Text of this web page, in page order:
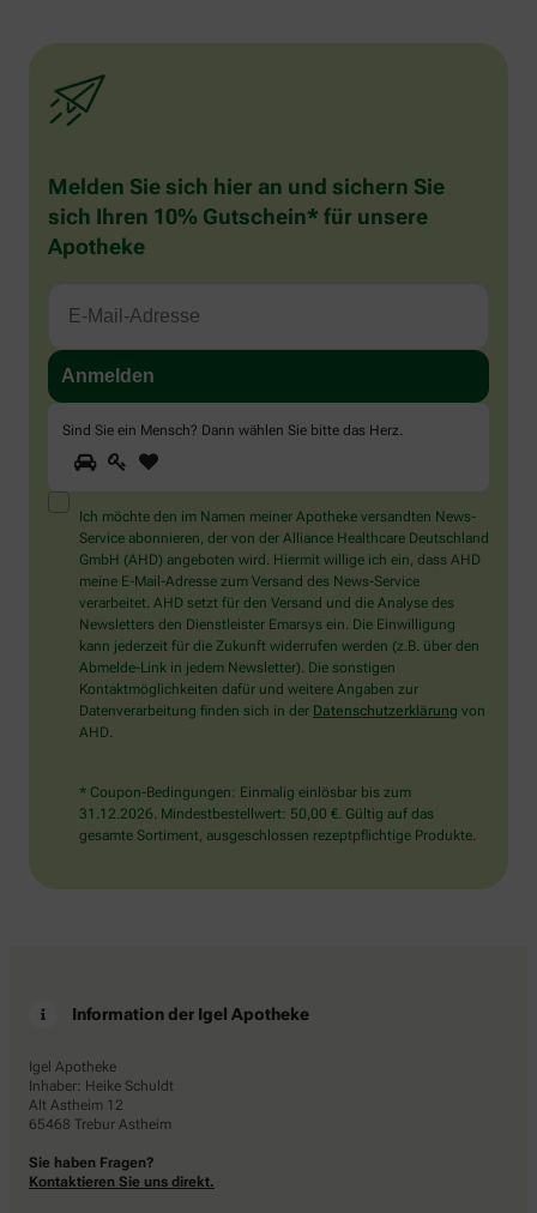
Melden Sie sich hier an und sichern Sie
sich Ihren 10% Gutschein* für unsere
Apotheke
Sind Sie ein Mensch? Dann wählen Sie bitte das Herz.
Sind
Sie
ein
Mensch?
Dann
wählen
Sie
bitte
das
Herz.
1 2
Ich möchte den im Namen meiner Apotheke versandten News-
Service abonnieren, der von der Alliance Healthcare Deutschland
GmbH (AHD) angeboten wird. Hiermit willige ich ein, dass AHD
meine E-Mail-Adresse zum Versand des News-Service
verarbeitet. AHD setzt für den Versand und die Analyse des
Newsletters den Dienstleister Emarsys ein. Die Einwilligung
kann jederzeit für die Zukunft widerrufen werden (z.B. über den
Abmelde-Link in jedem Newsletter). Die sonstigen
Kontaktmöglichkeiten dafür und weitere Angaben zur
Datenverarbeitung finden sich in der Datenschutzerklärung von
AHD.
* Coupon-Bedingungen: Einmalig einlösbar bis zum
31.12.2026. Mindestbestellwert: 50,00 €. Gültig auf das
gesamte Sortiment, ausgeschlossen rezeptpflichtige Produkte.
Information der Igel Apotheke
Igel Apotheke
Inhaber: Heike Schuldt
Alt Astheim 12
65468 Trebur Astheim
Sie haben Fragen?
Kontaktieren Sie uns direkt.